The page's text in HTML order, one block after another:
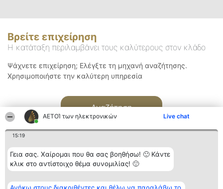
ΑΕΤΟΊ των ηλεκτρονικών Live chat
15:19
Γεια σας. Χαίρομαι που θα σας βοηθήσω! 🙂 Κάντε
κλικ στο αντίστοιχο θέμα συνομιλίας! 🙂
Βρείτε επιχείρηση
Η κατάταξη περιλαμβάνει τους καλύτερους στον κλάδο
Ψάχνετε επιχείρηση; Ελέγξτε τη μηχανή αναζήτησης.
Χρησιμοποιήστε την καλύτερη υπηρεσία
Αναζήτηση
Διοργανωτής της
κατάταξης
Κατάταξη
Διακριθέντες
Επικοινωνία
Επικοινωνία